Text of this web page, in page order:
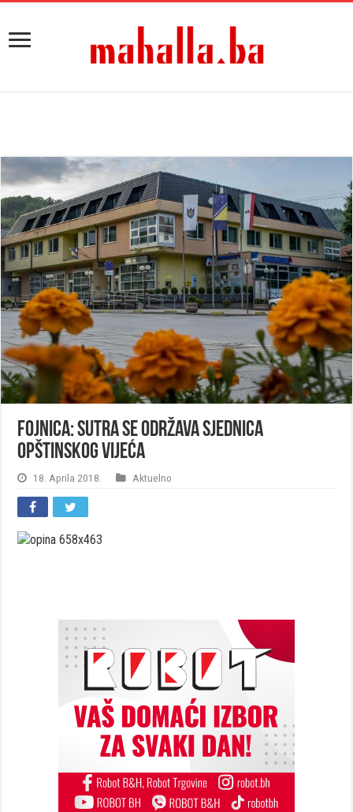
Fojnica: Sutra se održava sjednica
Opštinskog vijeća
18. Aprila 2018. Aktuelno